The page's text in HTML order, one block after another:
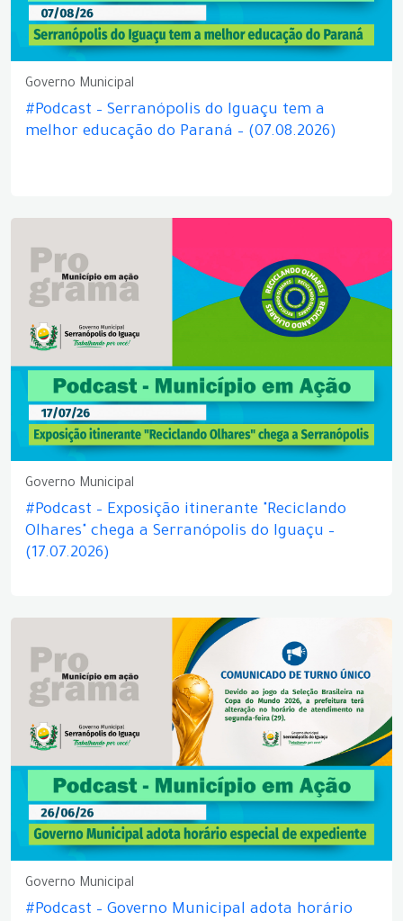
Governo Municipal
#Podcast – Serranópolis do Iguaçu tem a
melhor educação do Paraná – (07.08.2026)
Governo Municipal
#Podcast – Exposição itinerante "Reciclando
Olhares" chega a Serranópolis do Iguaçu –
(17.07.2026)
Governo Municipal
#Podcast – Governo Municipal adota horário